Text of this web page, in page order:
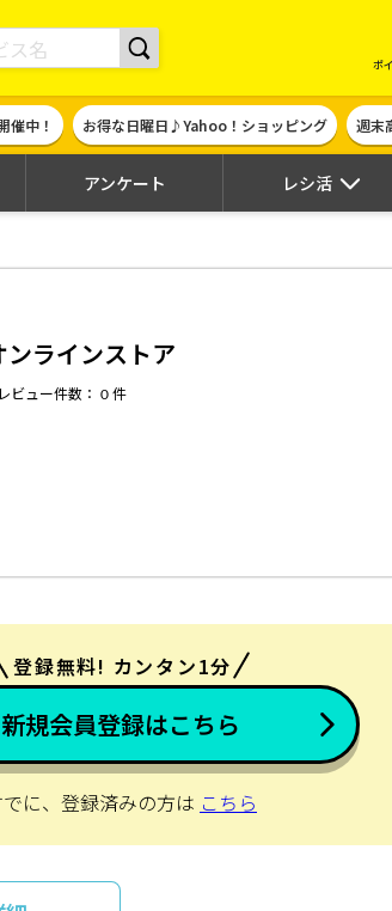
きるポイントサイト | ハピタス
ポ
催中！ お得な日曜日♪Yahoo！ショッピング 週末
アンケート レシ活
ンラインストア
レビュー件数： 0 件
登録無料! カンタン1分
新規会員登録はこちら
に、登録済みの方は こちら